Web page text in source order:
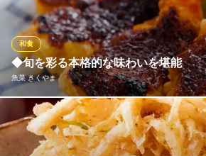
では毎日欠かさず朝夕と丁寧にだしをとっ
せた特選素材をブレンドし、本物にこだわ
自慢のそば・うどんの美味しさを一層引き
和食麺処サガミ府中店
和食・うどん・そば
京王線中河原駅 徒歩20分
東京都府中市四谷3-40-9
◆旬を彩る本格的な味わいを堪能
魚菜 きくやま
和食
和食店で経験を積んだ店主がご提供する、
りいただける当店。お手頃価格で本格的な
老若男女問わず好評をいただいております